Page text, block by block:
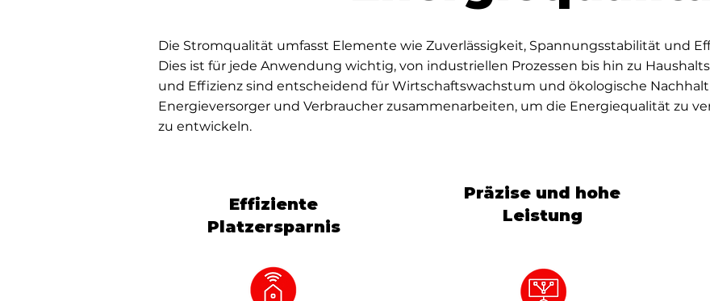
Die Stromqualität umfasst Elemente wie Zuverlässigkeit, Spannungsstabilität und
Dies ist für jede Anwendung wichtig, von industriellen Prozessen bis hin zu
und Effizienz sind entscheidend für Wirtschaftswachstum und ökologische
Energieversorger und Verbraucher zusammenarbeiten, um die Energiequalität zu
zu entwickeln.
Effiziente
Platzersparnis
Präzise und hohe
Leistung